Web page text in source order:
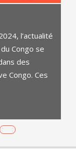
l’actualité
Congo se
des
Congo. Ces